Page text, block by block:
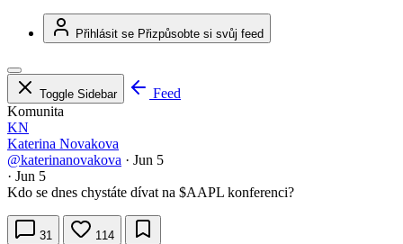
Přihlásit se Přizpůsobte si svůj feed
Toggle Sidebar
Feed
Komunita
KN
Katerina Novakova
@katerinanovakova · Jun 5
· Jun 5
Kdo se dnes chystáte dívat na $AAPL konferenci?
31 114